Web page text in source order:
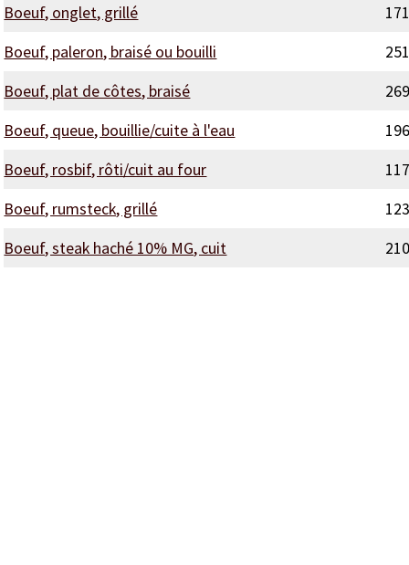
Boeuf, onglet, grillé
171
Boeuf, paleron, braisé ou bouilli
251
Boeuf, plat de côtes, braisé
269
Boeuf, queue, bouillie/cuite à l'eau
196
Boeuf, rosbif, rôti/cuit au four
117
Boeuf, rumsteck, grillé
123
Boeuf, steak haché 10% MG, cuit
210